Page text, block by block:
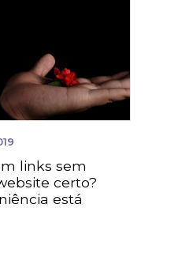
links sem
certo?
está